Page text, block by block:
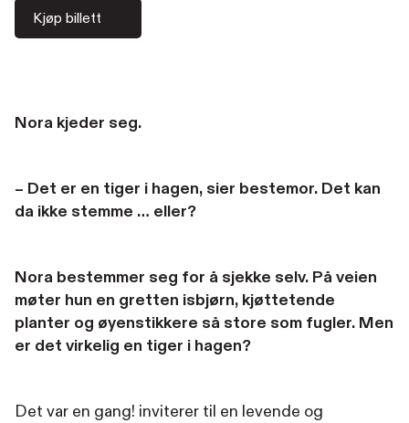
Kjøp billett
Nora kjeder seg.
– Det er en tiger i hagen, sier bestemor. Det kan
da ikke stemme … eller?
Nora bestemmer seg for å sjekke selv. På veien
møter hun en gretten isbjørn, kjøttetende
planter og øyenstikkere så store som fugler. Men
er det virkelig en tiger i hagen?
Det var en gang! inviterer til en levende og